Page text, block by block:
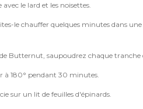
le lard et les noisettes.
le chauffer quelques minutes dans
Butternut, saupoudrez chaque tranche
à 180° pendant 30 minutes.
sur un lit de feuilles d'épinards.